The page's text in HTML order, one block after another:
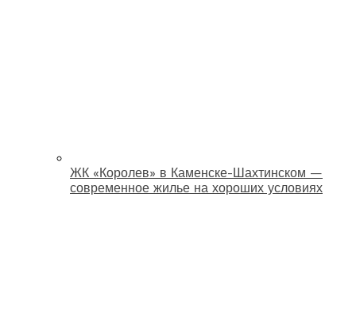
ЖК «Королев» в Каменске-Шахтинском —
современное жилье на хороших условиях